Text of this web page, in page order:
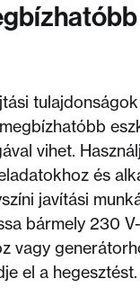
vihet.
és
javítási
bármely 230
vagy
el a hegesztést.